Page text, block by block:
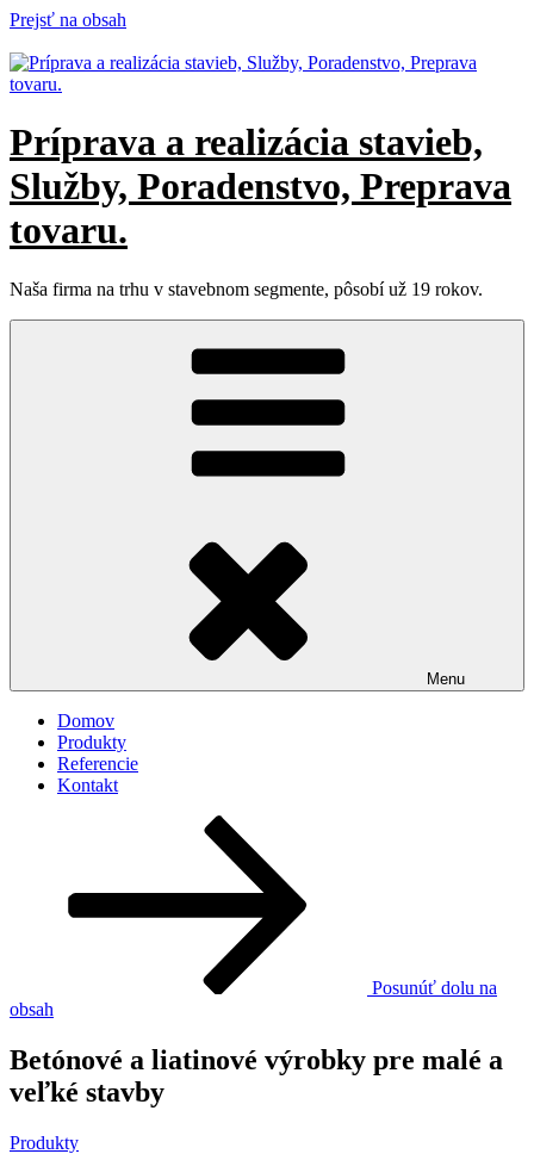
Prejsť na obsah
Príprava a realizácia stavieb,
Služby, Poradenstvo, Preprava
tovaru.
Naša firma na trhu v stavebnom segmente, pôsobí už 19 rokov.
Menu
Domov
Produkty
Referencie
Kontakt
Posunúť dolu na
obsah
Betónové a liatinové výrobky pre malé a
veľké stavby
Produkty